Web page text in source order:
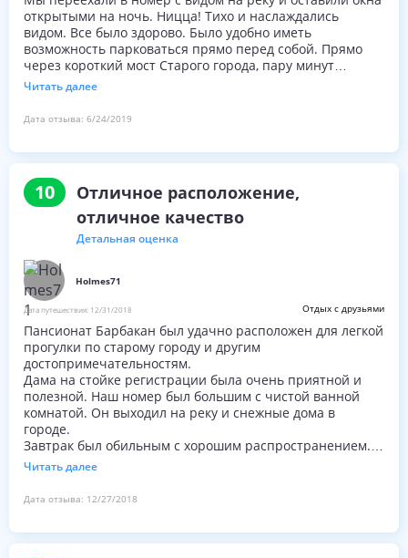
открытыми на ночь. Ницца! Тихо и наслаждались
видом. Все было здорово. Было удобно иметь
возможность парковаться прямо перед собой. Прямо
через короткий мост Старого города, пару минут
ходьбы.
Читать далее
Дата отзыва: 6/24/2019
10
Отличное расположение,
отличное качество
Детальная оценка
Holmes71
Дата путешествия: 12/31/2018 Отдых с друзьями
Пансионат Барбакан был удачно расположен для легкой
прогулки по старому городу и другим
достопримечательностям.
Дама на стойке регистрации была очень приятной и
полезной. Наш номер был большим с чистой ванной
комнатой. Он выходил на реку и снежные дома в
городе.
Завтрак был обильным с хорошим распространением.
Администратор предложил взять такси от
железнодорожного вокзала, который высадил нас у
входной двери и забрал нас для нашего обратного пути.
Читать далее
Дата отзыва: 12/27/2018